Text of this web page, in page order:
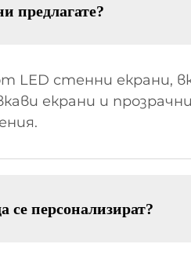
предлагате?
LED стенни
екрани и
персонализират?